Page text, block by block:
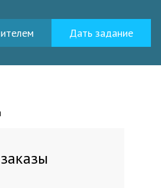
Дать задание